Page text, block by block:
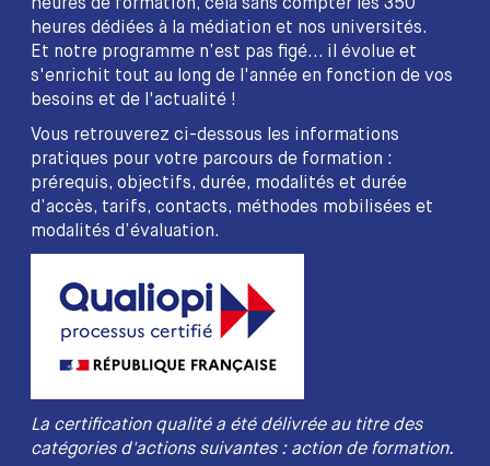
heures dédiées à la médiation et nos universités.
Et notre programme n’est pas figé... il évolue et
s'enrichit tout au long de l'année en fonction de vos
besoins et de l'actualité !
Vous retrouverez ci-dessous les informations
pratiques pour votre parcours de formation :
prérequis, objectifs, durée, modalités et durée
d’accès, tarifs, contacts, méthodes mobilisées et
modalités d’évaluation.
La certification qualité a été délivrée au titre des
catégories d'actions suivantes : action de formation.